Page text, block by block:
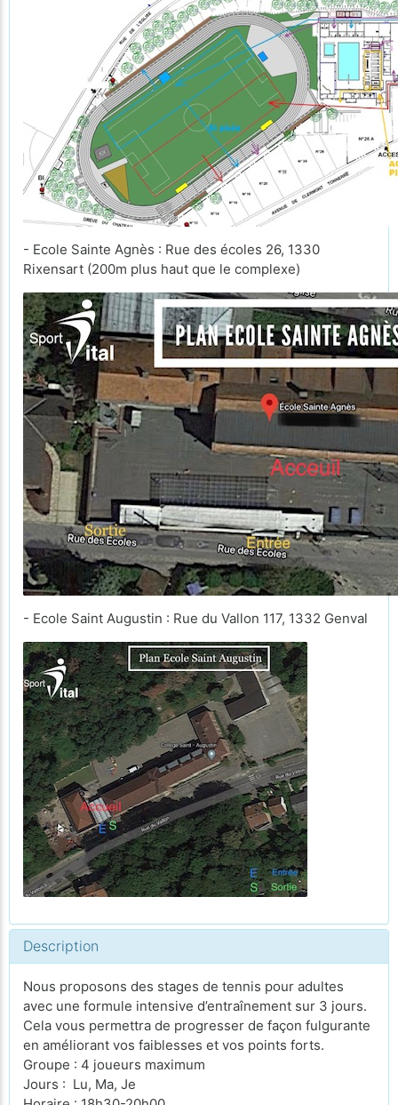
- Ecole Sainte Agnès : Rue des écoles 26, 1330
Rixensart (200m plus haut que le complexe)
- Ecole Saint Augustin : Rue du Vallon 117, 1332 Genval
Description
Nous proposons des stages de tennis pour adultes
avec une formule intensive d’entraînement sur 3 jours.
Cela vous permettra de progresser de façon fulgurante
en améliorant vos faiblesses et vos points forts.
Groupe : 4 joueurs maximum
Jours : Lu, Ma, Je